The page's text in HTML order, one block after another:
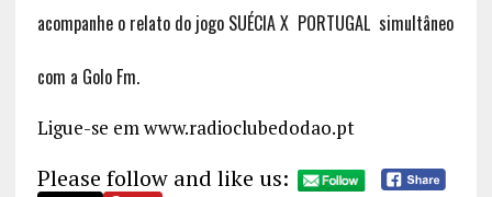
acompanhe o relato do jogo SUÉCIA X PORTUGAL simultâneo
com a Golo Fm.
Ligue-se em www.radioclubedodao.pt
Please follow and like us: